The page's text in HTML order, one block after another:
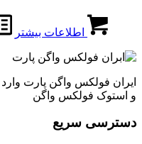
اطلاعات بیشتر
ایران فولکس واگن پارت
و استوک فولکس واگن
دسترسی سریع